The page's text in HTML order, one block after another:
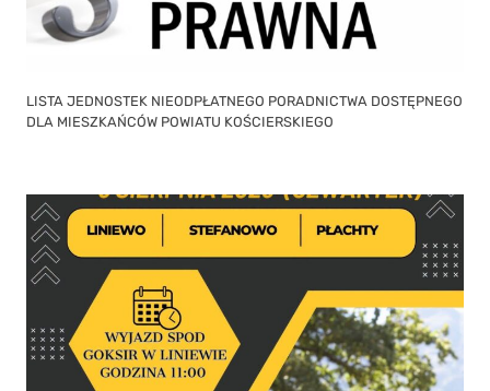
LISTA JEDNOSTEK NIEODPŁATNEGO PORADNICTWA DOSTĘPNEGO
DLA MIESZKAŃCÓW POWIATU KOŚCIERSKIEGO